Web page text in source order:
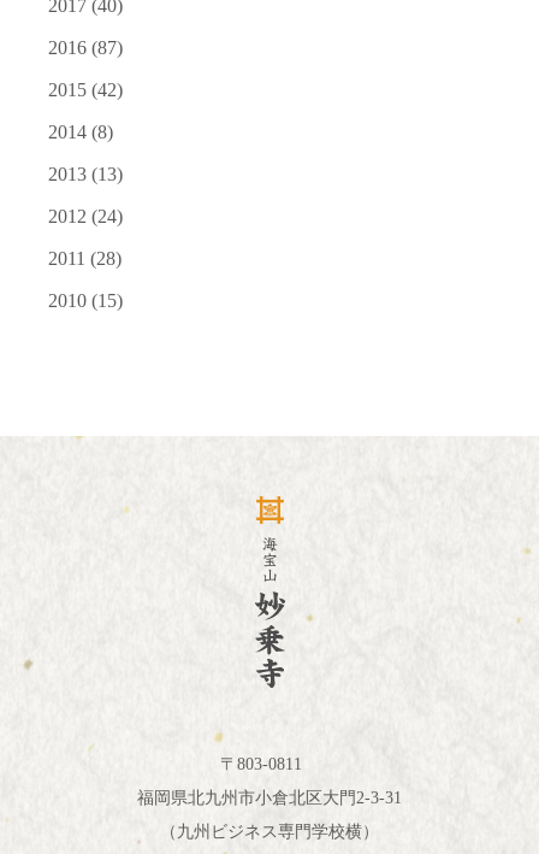
2017 (40)
2016 (87)
2015 (42)
2014 (8)
2013 (13)
2012 (24)
2011 (28)
2010 (15)
〒803-0811
福岡県北九州市小倉北区大門2-3-31
（九州ビジネス専門学校横）